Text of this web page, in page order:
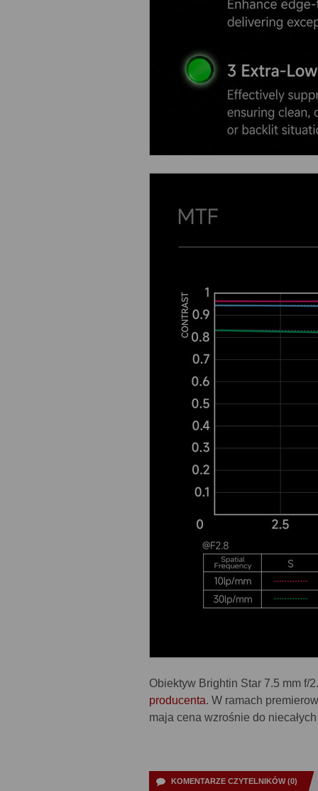
Obiektyw Brightin Star 7.5 mm f/
producenta. W ramach
maja cena wzrośnie do
KOMENTARZE CZYTELNIKÓW (0)